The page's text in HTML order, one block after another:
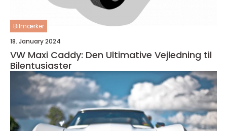
Bilmærker
18. January 2024
VW Maxi Caddy: Den Ultimative Vejledning til
Bilentusiaster